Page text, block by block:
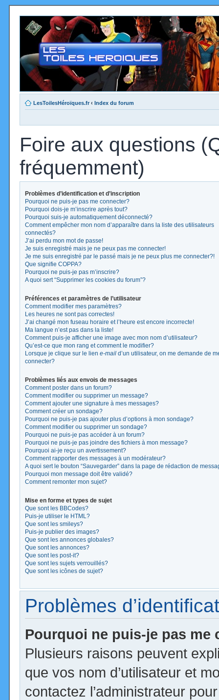
LesToilesHéroïques.fr ‹ Index du forum
Foire aux questions
fréquemment)
Problèmes d’identification et d’inscription
Pourquoi ne puis-je pas me connecter?
Pourquoi dois-je m’inscrire après tout?
Pourquoi suis-je automatiquement déconnecté?
Comment empêcher mon nom d’apparaître dans la liste des utilisateurs
connectés?
J’ai perdu mon mot de passe!
Je suis enregistré mais je ne peux pas me connecter!
Je me suis enregistré par le passé mais je ne peux plus me connecter?!
Que signifie COPPA?
Pourquoi ne puis-je pas m’inscrire?
A quoi sert “Supprimer les cookies du forum”?
Préférences et paramètres de l’utilisateur
Comment modifier mes paramètres?
Les heures ne sont pas correctes!
J’ai changé mon fuseau horaire et l’heure est encore incorrecte!
Ma langue n’est pas dans la liste!
Comment puis-je afficher une image avec mon nom d’utilisateur?
Qu’est-ce que mon rang et comment le modifier?
Lorsque je clique sur le lien e-mail d’un utilisateur, on me demande de
connecter?
Problèmes liés aux envois de messages
Comment poster dans un forum?
Comment modifier ou supprimer un message?
Comment ajouter une signature à mes messages?
Comment créer un sondage?
Pourquoi ne puis-je pas ajouter plus d’options à mon sondage?
Comment modifier ou supprimer un sondage?
Pourquoi ne puis-je pas accéder à un forum?
Pourquoi ne puis-je pas joindre des fichiers à mon message?
Pourquoi ai-je reçu un avertissement?
Comment rapporter des messages à un modérateur?
A quoi sert le bouton “Sauvegarder” dans la page de rédaction de
Pourquoi mon message doit être validé?
Comment remonter mon sujet?
Mise en forme et types de sujet
Que sont les BBCodes?
Puis-je utiliser le HTML?
Que sont les smileys?
Puis-je publier des images?
Que sont les annonces globales?
Que sont les annonces?
Que sont les post-it?
Que sont les sujets verrouillés?
Que sont les icônes de sujet?
Problèmes
Pourquoi ne puis-je pas me
Plusieurs raisons peuvent
que vos nom d’utilisateur et
contactez l’administrateur